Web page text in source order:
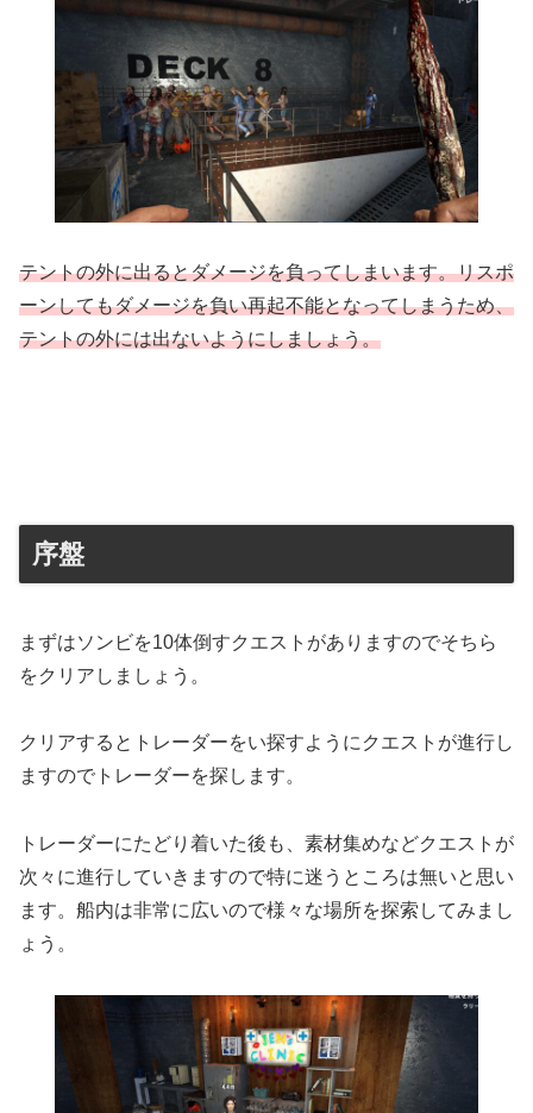
テントの外に出るとダメージを負ってしまいます。リスポ
ーンしてもダメージを負い再起不能となってしまうため、
テントの外には出ないようにしましょう。
序盤
まずはソンビを10体倒すクエストがありますのでそちら
をクリアしましょう。
クリアするとトレーダーをい探すようにクエストが進行し
ますのでトレーダーを探します。
トレーダーにたどり着いた後も、素材集めなどクエストが
次々に進行していきますので特に迷うところは無いと思い
ます。船内は非常に広いので様々な場所を探索してみまし
ょう。